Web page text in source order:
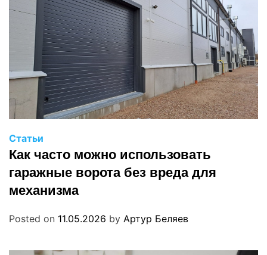
Статьи
Как часто можно использовать
гаражные ворота без вреда для
механизма
Posted on 11.05.2026 by Артур Беляев